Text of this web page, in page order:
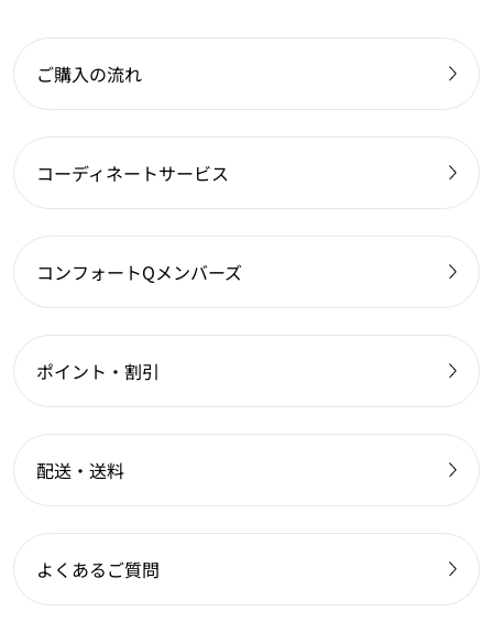
ご購入の流れ
コーディネートサービス
コンフォートQメンバーズ
ポイント・割引
配送・送料
よくあるご質問